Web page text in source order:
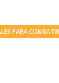
PARA